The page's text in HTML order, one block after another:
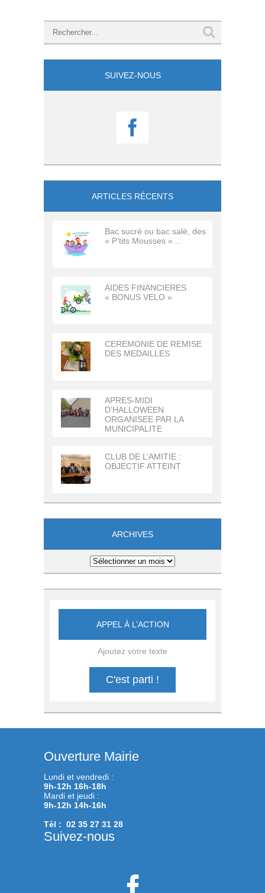
SUIVEZ-NOUS

ARTICLES RÉCENTS
Bac sucré ou bac salé, des
« P’tits Mousses »…
AIDES FINANCIERES
« BONUS VELO »
CEREMONIE DE REMISE
DES MEDAILLES
APRES-MIDI
D’HALLOWEEN
ORGANISEE PAR LA
MUNICIPALITE
CLUB DE L’AMITIE :
OBJECTIF ATTEINT
ARCHIVES
APPEL À L’ACTION
Ajoutez votre texte
C'est parti !
Ouverture Mairie
Lundi et vendredi :
9h-12h 16h-18h
Mardi et jeudi :
9h-12h 14h-16h
Tèl : 02 35 27 31 28
Suivez-nous
